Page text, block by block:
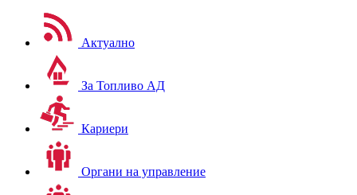
Актуално
За Топливо АД
Кариери
Органи на управление